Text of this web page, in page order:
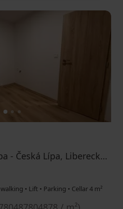
12 3
Havlíčkova, Česká Lípa - Česká Lípa, Liberecký Region
• Lift • Parking • Cellar 4 m²